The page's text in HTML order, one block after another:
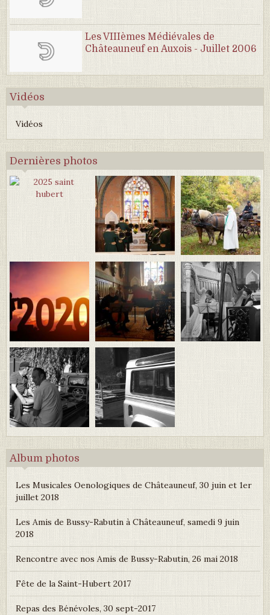
Les VIIIèmes Médiévales de
Châteauneuf en Auxois - Juillet 2006
Vidéos
Vidéos
Dernières photos
Album photos
Les Musicales Oenologiques de Châteauneuf, 30 juin et 1er
juillet 2018
Les Amis de Bussy-Rabutin à Châteauneuf, samedi 9 juin
2018
Rencontre avec nos Amis de Bussy-Rabutin, 26 mai 2018
Fête de la Saint-Hubert 2017
Repas des Bénévoles, 30 sept-2017